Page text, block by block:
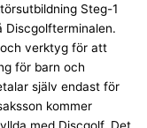
Steg-1
Discgolfterminalen.
verktyg för att
för barn och
själv endast för
kommer
med Discgolf. Det